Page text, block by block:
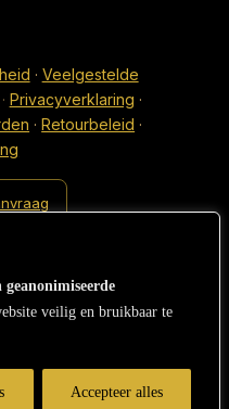
geanonimiseerde
veilig en bruikbaar te
Accepteer alles
· Veelgestelde
· Privacyverklaring ·
·Retourbeleid ·